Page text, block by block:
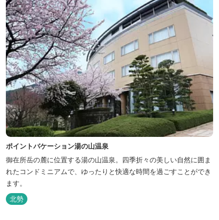
ポイントバケーション湯の山温泉
御在所岳の麓に位置する湯の山温泉。四季折々の美しい自然に囲ま
れたコンドミニアムで、ゆったりと快適な時間を過ごすことができ
ます。
北勢